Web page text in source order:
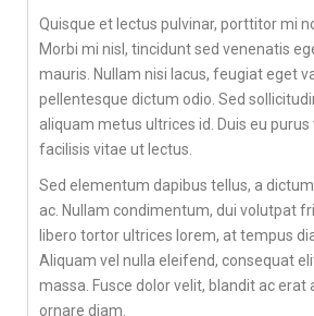
Quisque et lectus pulvinar, porttitor mi
Morbi mi nisl, tincidunt sed venenatis
mauris. Nullam nisi lacus, feugiat eget
pellentesque dictum odio. Sed
aliquam metus ultrices id. Duis eu
facilisis vitae ut lectus.
Sed elementum dapibus tellus, a
ac. Nullam condimentum, dui volutpat
libero tortor ultrices lorem, at tempus
Aliquam vel nulla eleifend, consequat
massa. Fusce dolor velit, blandit ac erat
ornare diam.